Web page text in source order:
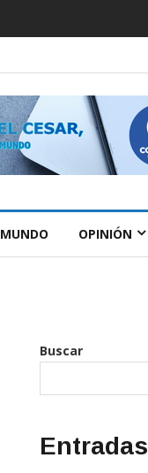
MUNDO OPINIÓN
Buscar